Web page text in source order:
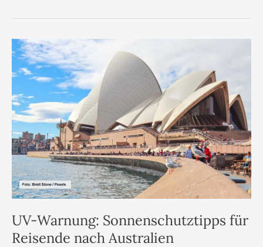
UV-Warnung: Sonnenschutztipps für
Reisende nach Australien